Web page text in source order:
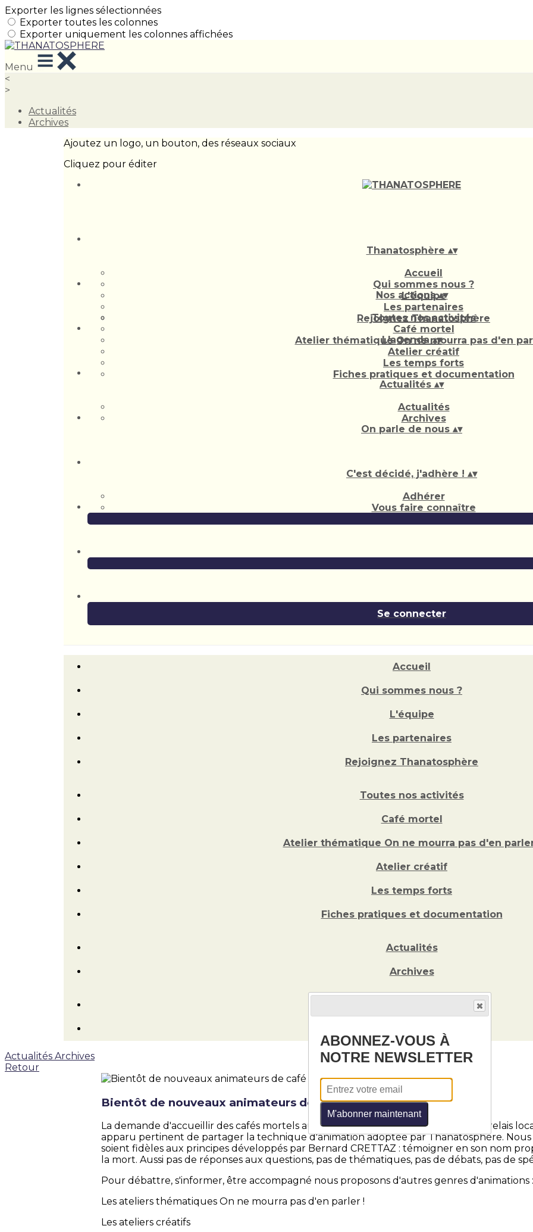
Exporter les lignes sélectionnées
Exporter toutes les colonnes
Exporter uniquement les colonnes affichées
Menu
<
>
Actualités
Archives
Ajoutez un logo, un bouton, des réseaux sociaux
Cliquez pour éditer
Thanatosphère ▴▾
Accueil
Qui sommes nous ?
L'équipe
Les partenaires
Rejoignez Thanatosphère
Nos actions▴▾
Toutes nos activités
Café mortel
Atelier thématique On ne mourra pas d'en
Atelier créatif
Les temps forts
Fiches pratiques et documentation
L'agenda▴▾
Actualités ▴▾
Actualités
Archives
On parle de nous ▴▾
C'est décidé, j'adhère ! ▴▾
Adhérer
Vous faire connaître
Se connecter
Accueil
Qui sommes nous ?
L'équipe
Les partenaires
Rejoignez Thanatosphère
Toutes nos activités
Café mortel
Atelier thématique On ne mourra pas d'en
Atelier créatif
Les temps forts
Fiches pratiques et documentation
Actualités
Archives
Actualités Archives
Retour
Bientôt de nouveaux animateurs de café mortel !
La demande d'accueillir des cafés mortels augmente, le territoire est grand et les relais
apparu pertinent de partager la technique d'animation adoptée par Thanatosphère. Nous
soient fidèles aux principes développés par Bernard CRETTAZ : témoigner en son nom
la mort. Aussi pas de réponses aux questions, pas de thématiques, pas de débats, pas de
Pour débattre, s'informer, être accompagné nous proposons d'autres genres d'animations :
Les ateliers thématiques On ne mourra pas d'en parler !
Les ateliers créatifs
ABONNEZ-VOUS À
NOTRE NEWSLETTER
M'abonner maintenant